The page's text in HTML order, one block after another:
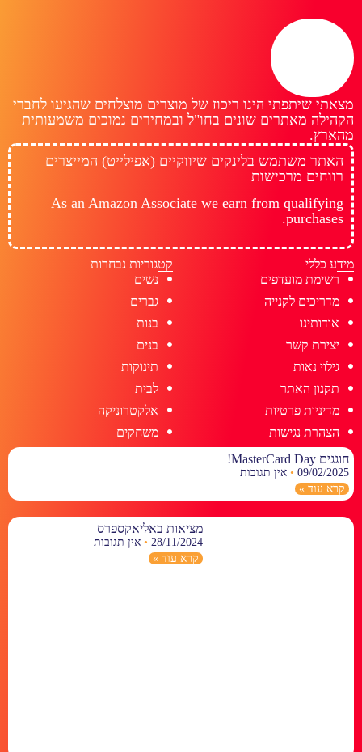
מצאתי שיתפתי הינו ריכוז של מוצרים מוצלחים שהגיעו לחברי
הקהילה מאתרים שונים בחו"ל ובמחירים נמוכים משמעותית
מהארץ.
האתר משתמש בלינקים שיווקיים (אפילייט) המייצרים
רווחים מרכישות
As an Amazon Associate we earn from qualifying
purchases.
מידע כללי
רשימת מועדפים
מדריכים לקנייה
אודותינו
יצירת קשר
גילוי נאות
תקנון האתר
מדיניות פרטיות
הצהרת נגישות
קטגוריות נבחרות
נשים
גברים
בנות
בנים
תינוקות
לבית
אלקטרוניקה
משחקים
חוגגים MasterCard Day!
09/02/2025
אין תגובות
קרא עוד »
מציאות באליאקספרס
28/11/2024
אין תגובות
קרא עוד »